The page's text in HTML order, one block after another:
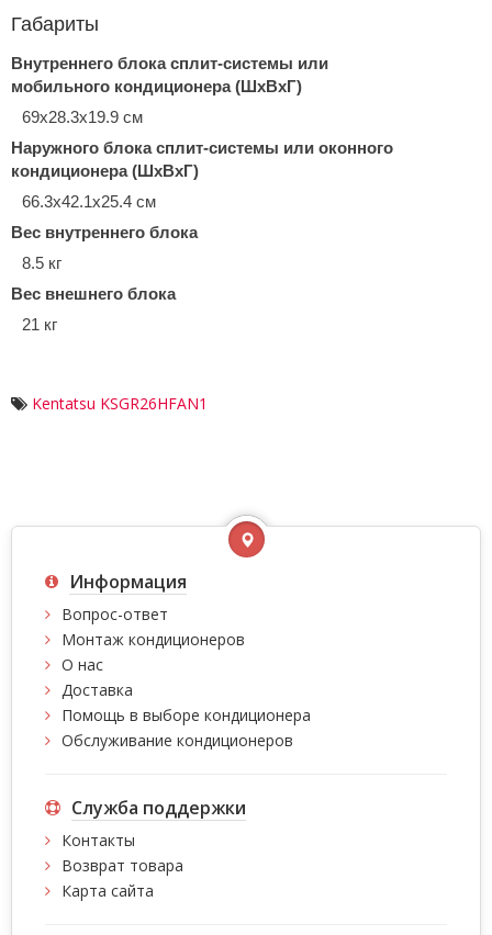
Габариты
Внутреннего блока сплит-системы или
мобильного кондиционера (ШxВxГ)
69x28.3x19.9 см
Наружного блока сплит-системы или оконного
кондиционера (ШxВxГ)
66.3x42.1x25.4 см
Вес внутреннего блока
8.5 кг
Вес внешнего блока
21 кг
Kentatsu KSGR26HFAN1
Информация
Вопрос-ответ
Монтаж кондиционеров
О нас
Доставка
Помощь в выборе кондиционера
Обслуживание кондиционеров
Служба поддержки
Контакты
Возврат товара
Карта сайта